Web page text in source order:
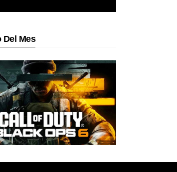
Del Mes